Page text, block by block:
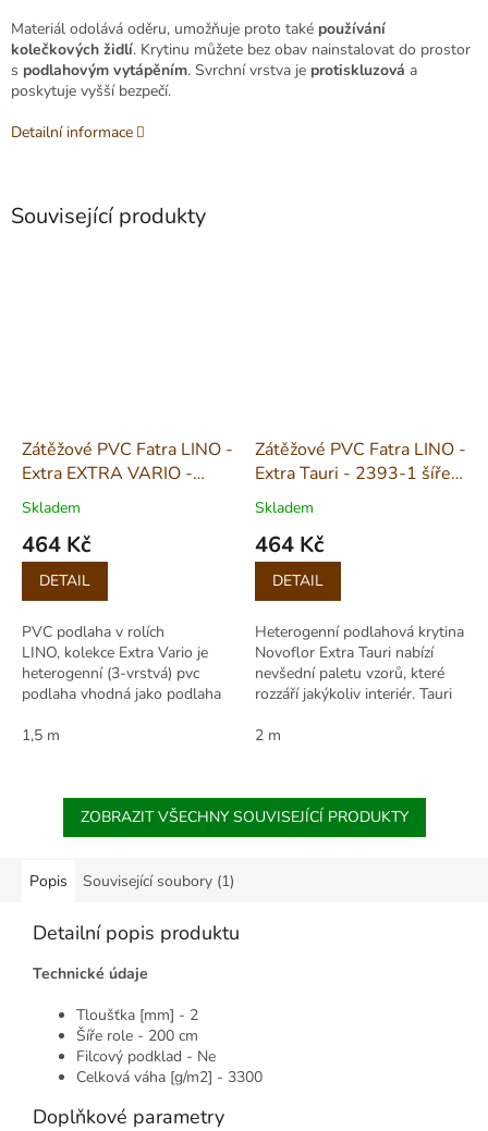
Materiál odolává oděru, umožňuje proto také používání
kolečkových židlí. Krytinu můžete bez obav nainstalovat do prostor
s podlahovým vytápěním. Svrchní vrstva je protiskluzová a
poskytuje vyšší bezpečí.
Detailní informace
Související produkty
Zátěžové PVC Fatra LINO -
Extra EXTRA VARIO -
2013-13 šíře 1,5m
Skladem
464 Kč
Měrná
cena:
DETAIL
PVC podlaha v rolích
LINO, kolekce Extra Vario je
heterogenní (3-vrstvá) pvc
podlaha vhodná jako podlaha
restaurace, kanceláře a
1,5 m
Zátěžové PVC Fatra LINO -
Extra Tauri - 2393-1 šíře
2m
Skladem
464 Kč
Měrná
cena:
DETAIL
Heterogenní podlahová krytina
Novoflor Extra Tauri nabízí
nevšední paletu vzorů, které
rozzáří jakýkoliv interiér. Tauri
stupněm zátěže a je možné...
2 m
ZOBRAZIT VŠECHNY SOUVISEJÍCÍ PRODUKTY
Popis Související soubory (1)
Detailní popis produktu
Technické údaje
Tloušťka [mm] - 2
Šíře role - 200 cm
Filcový podklad - Ne
Celková váha [g/m2] - 3300
Doplňkové parametry